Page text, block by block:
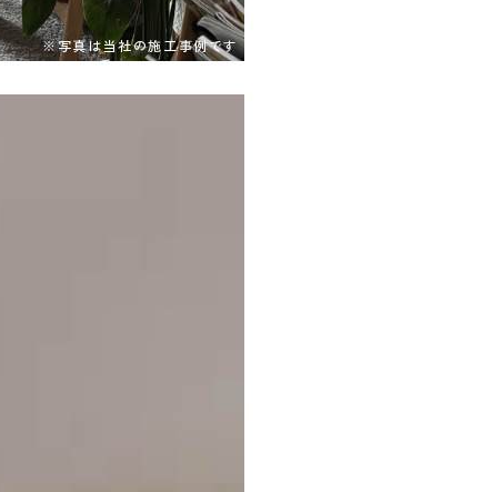
※写真は当社の施工事例です